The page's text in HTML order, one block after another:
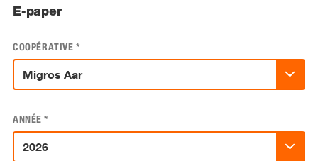
E-paper
COOPÉRATIVE *
ANNÉE *